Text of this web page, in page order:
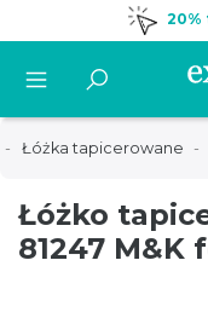
20%
Łóżka tapicerowane
Łóżko
81247 M&K